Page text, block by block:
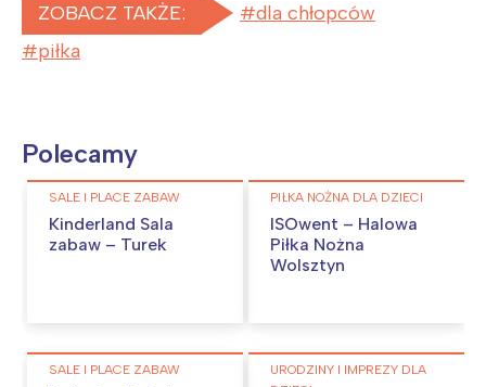
ZOBACZ TAKŻE:
dla chłopców
piłka
Polecamy
SALE I PLACE ZABAW
Kinderland Sala
zabaw – Turek
PIŁKA NOŻNA DLA DZIECI
ISOwent – Halowa
Piłka Nożna
Wolsztyn
SALE I PLACE ZABAW
URODZINY I IMPREZY DLA